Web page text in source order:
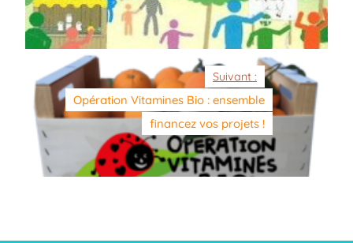
Suivant :
Opération Vitamines Bio : ensemble
financez vos projets !